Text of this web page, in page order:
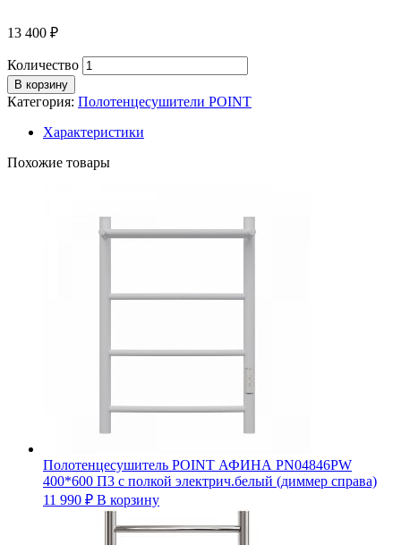
13 400 ₽
Количество
В корзину
Категория: Полотенцесушители POINT
Характеристики
Похожие товары
Полотенцесушитель POINT АФИНА PN04846PW
400*600 П3 с полкой электрич.белый (диммер справа)
11 990 ₽ В корзину